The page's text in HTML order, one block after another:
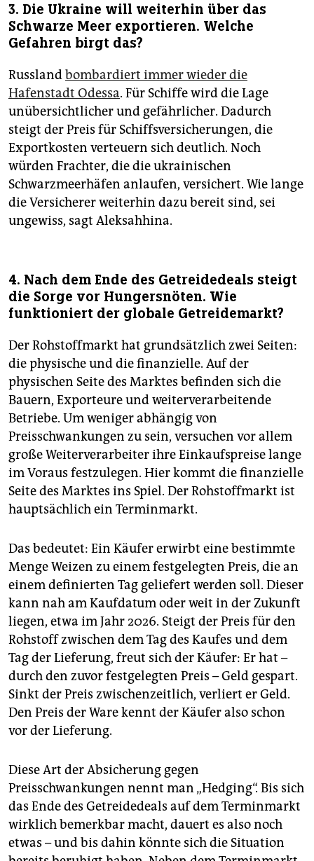
3. Die Ukraine will weiterhin über das
Schwarze Meer exportieren. Welche
Gefahren birgt das?
Russlandbombardiert immer wieder die
Hafenstadt Odessa. Für Schiffe wird die Lage
unübersichtlicher und gefährlicher. Dadurch
steigt der Preis für Schiffsversicherungen, die
Exportkosten verteuern sich deutlich. Noch
würden Frachter, die die ukrainischen
Schwarzmeerhäfen anlaufen, versichert. Wie lange
die Versicherer weiterhin dazu bereit sind, sei
ungewiss, sagt Aleksahhina.
4. Nach dem Ende des Getreidedeals steigt
die Sorge vor Hungersnöten. Wie
funktioniert der globale Getreidemarkt?
Der Rohstoffmarkt hat grundsätzlich zwei Seiten:
die physische und die finanzielle. Auf der
physischen Seite des Marktes befinden sich die
Bauern, Exporteure und weiterverarbeitende
Betriebe. Um weniger abhängig von
Preisschwankungen zu sein, versuchen vor allem
große Weiterverarbeiter ihre Einkaufspreise lange
im Voraus festzulegen. Hier kommt die finanzielle
Seite des Marktes ins Spiel. Der Rohstoffmarkt ist
hauptsächlich ein Terminmarkt.
Das bedeutet: Ein Käufer erwirbt eine bestimmte
Menge Weizen zu einem festgelegten Preis, die an
einem definierten Tag geliefert werden soll. Dieser
kann nah am Kaufdatum oder weit in der Zukunft
liegen, etwa im Jahr 2026. Steigt der Preis für den
Rohstoff zwischen dem Tag des Kaufes und dem
Tag der Lieferung, freut sich der Käufer: Er hat –
durch den zuvor festgelegten Preis – Geld gespart.
Sinkt der Preis zwischenzeitlich, verliert er Geld.
Den Preis der Ware kennt der Käufer also schon
vor der Lieferung.
Diese Art der Absicherung gegen
Preisschwankungen nennt man „Hedging“. Bis sich
das Ende des Getreidedeals auf dem Terminmarkt
wirklich bemerkbar macht, dauert es also noch
etwas – und bis dahin könnte sich die Situation